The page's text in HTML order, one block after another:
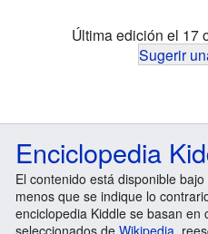
Última edición el 17
Sugerir
Enciclopedia
El contenido está disponible bajo
menos que se indique lo
enciclopedia Kiddle se basan en
seleccionados de Wikipedia ,